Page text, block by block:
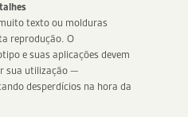
texto ou molduras
reprodução. O
e suas aplicações devem
sua utilização —
desperdícios na hora da